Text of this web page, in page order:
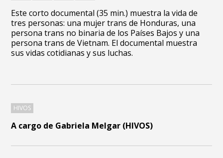
A cargo de Gabriela Melgar (HIVOS)
Este corto documental (35 min.) muestra la vida de
tres personas: una mujer trans de Honduras, una
persona trans no binaria de los Países Bajos y una
persona trans de Vietnam. El documental muestra
sus vidas cotidianas y sus luchas.
HIVOS